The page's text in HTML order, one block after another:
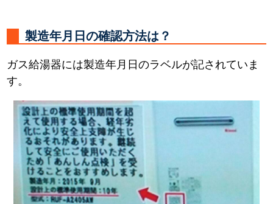
製造年月日の確認方法は？
ガス給湯器には製造年月日のラベルが記されていま
す。